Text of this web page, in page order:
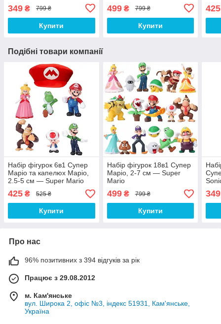
349 ₴ 799 ₴
Купити
499₴ 799 ₴
Купити
425
Подібні товари компанії
Набір фігурок 6в1 Супер
Маріо та капелюх Маріо,
2.5-5 см — Super Mario
425 ₴ 525 ₴
Купити
Набір фігурок 18в1 Супер
Маріо, 2-7 см — Super
Mario
499₴ 799 ₴
Купити
349
Про нас
96% позитивних з 394 відгуків за рік
Працює з 29.08.2012
м. Кам'янське
вул. Широка 2, офіс №3, індекс 51931, Кам'янське,
Україна